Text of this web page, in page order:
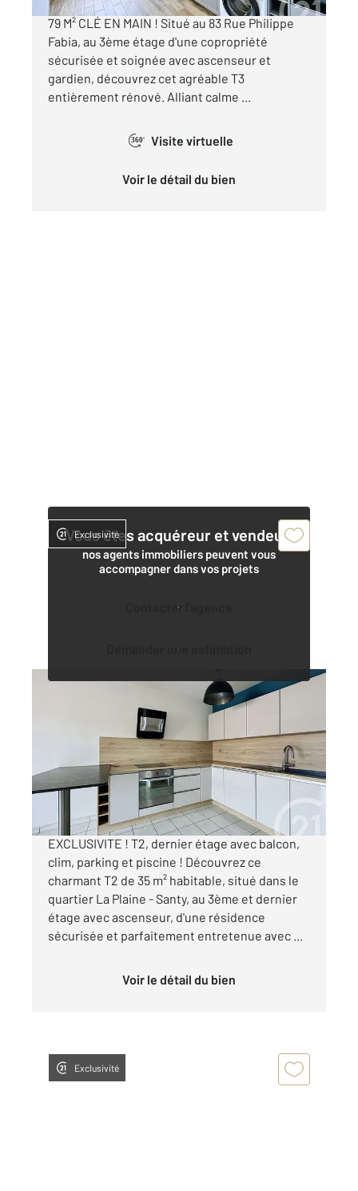
LYON 8ÈME Santy La Plaine : T3 SPACIEUX DE
79 M² CLÉ EN MAIN ! Situé au 83 Rue Philippe
Fabia, au 3ème étage d'une copropriété
sécurisée et soignée avec ascenseur et
gardien, découvrez cet agréable T3
entièrement rénové. Alliant calme ...
360° Visite virtuelle
Voir le détail du bien
Vous êtes acquéreur et vendeur,
nos agents immobiliers peuvent vous
accompagner dans vos projets
Contacter l'agence
Demander une estimation
Exclusivité
, 2 pièces
Appartement F2 à vendre
165 000 €
Visiter le site dédié
EXCLUSIVITE ! T2, dernier étage avec balcon,
clim, parking et piscine ! Découvrez ce
charmant T2 de 35 m² habitable, situé dans le
quartier La Plaine - Santy, au 3ème et dernier
étage avec ascenseur, d'une résidence
sécurisée et parfaitement entretenue avec ...
Voir le détail du bien
Exclusivité